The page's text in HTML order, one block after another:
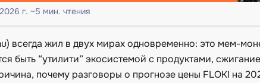
г. ~5 мин. чтения
всегда жил в двух мирах одновременно: это мем-
быть “утилити” экосистемой с продуктами,
почему разговоры о прогнозе цены FLOKI на